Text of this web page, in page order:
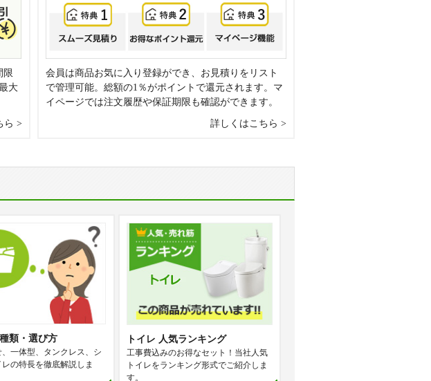
限
大
ら
会員は商品お気に入り登録ができ、お見積りをリスト
で管理可能。総額の1％がポイントで還元されます。マ
イページでは注文履歴や保証期限も確認ができます。
詳しくはこちら
類・選び方
一体型、タンクレス、シ
の特長を徹底解説しま
トイレ 人気ランキング
工事費込みのお得なセット！当社人気
トイレをランキング形式でご紹介しま
す。